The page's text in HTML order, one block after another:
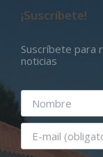
¡Suscríbete!
Suscríbete para
noticias